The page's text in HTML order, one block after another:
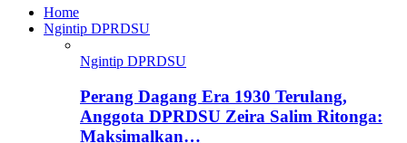
Home
Ngintip DPRDSU
Ngintip DPRDSU
Perang Dagang Era 1930 Terulang,
Anggota DPRDSU Zeira Salim Ritonga:
Maksimalkan…